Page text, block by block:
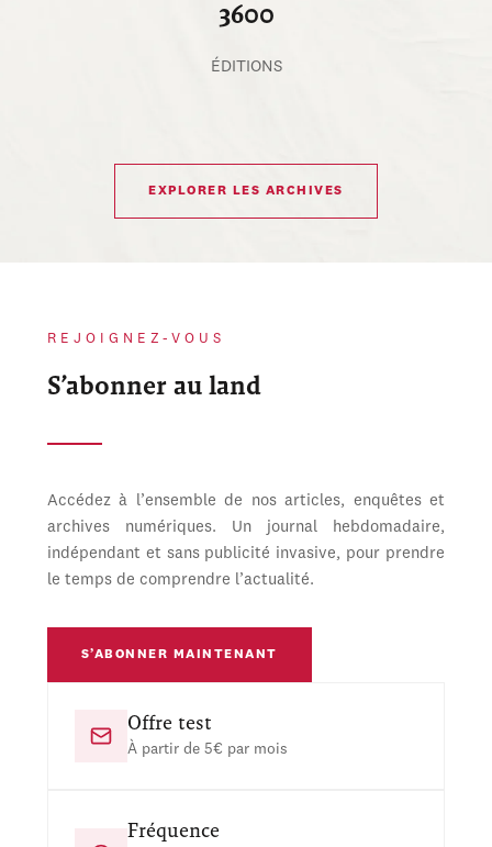
3600
ÉDITIONS
EXPLORER LES ARCHIVES
REJOIGNEZ-VOUS
S’abonner au land
Accédez à l’ensemble de nos articles, enquêtes et
archives numériques. Un journal hebdomadaire,
indépendant et sans publicité invasive, pour prendre
le temps de comprendre l’actualité.
S’ABONNER MAINTENANT
Offre test
À partir de 5€ par mois
Fréquence